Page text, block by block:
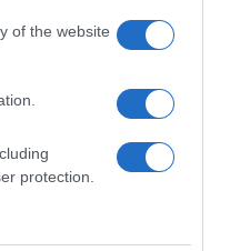
of the website
protection.